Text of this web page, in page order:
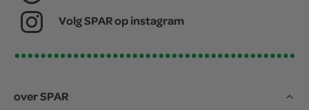
Volg SPAR op instagram
over SPAR